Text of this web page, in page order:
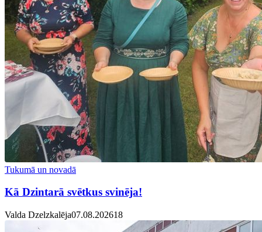
Tukumā un novadā
Kā Dzintarā svētkus svinēja!
Valda Dzelzkalēja07.08.202618